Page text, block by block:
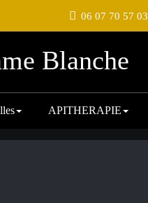
06 07 70 57 03
Blanche
APITHERAPIE